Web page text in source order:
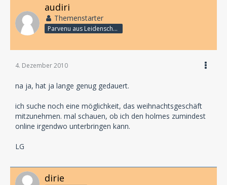
audiri
Themenstarter
Parvenu aus Leidenschaft
4. Dezember 2010
na ja, hat ja lange genug gedauert.
ich suche noch eine möglichkeit, das weihnachtsgeschäft
mitzunehmen. mal schauen, ob ich den holmes zumindest
online irgendwo unterbringen kann.
LG
dirie